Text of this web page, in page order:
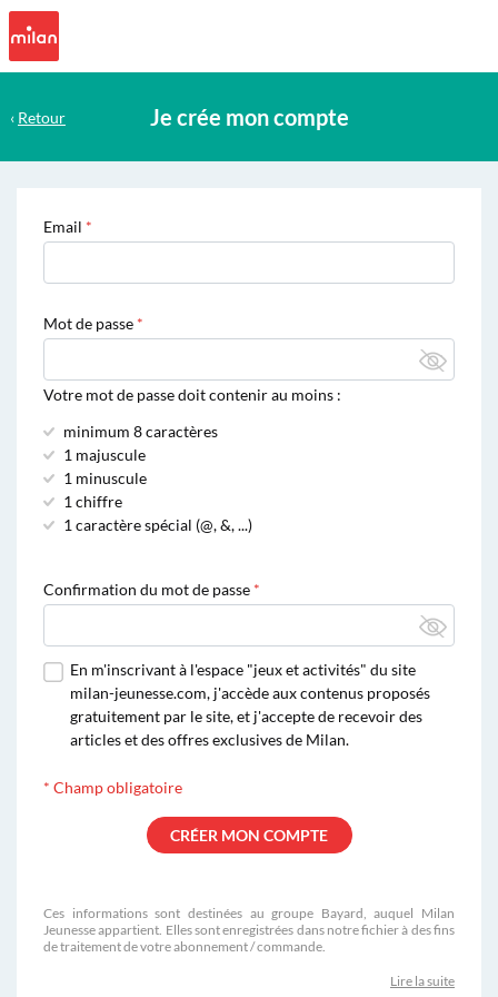
Je crée mon compte
‹ Retour
Email
Mot de passe
Votre mot de passe doit contenir au moins :
minimum 8 caractères
1 majuscule
1 minuscule
1 chiffre
1 caractère spécial (@, &, ...)
Confirmation du mot de passe
En m'inscrivant à l'espace "jeux et activités" du site
milan-jeunesse.com, j'accède aux contenus proposés
gratuitement par le site, et j'accepte de recevoir des
articles et des offres exclusives de Milan.
* Champ obligatoire
Ces informations sont destinées au groupe Bayard, auquel Milan
Jeunesse appartient. Elles sont enregistrées dans notre fichier à des fins
de traitement de votre abonnement / commande.
Lire la suite